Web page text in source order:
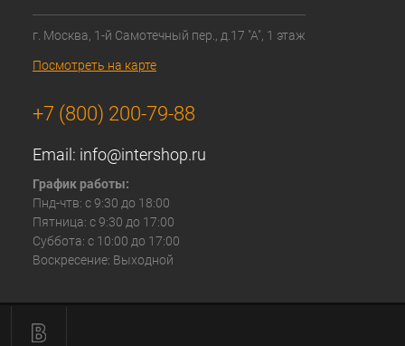
г. Москва, 1-й Самотечный пер., д.17 "А", 1 этаж
Посмотреть на карте
+7 (800) 200-79-88
Email: info@intershop.ru
График работы:
Пнд-чтв: с 9:30 до 18:00
Пятница: с 9:30 до 17:00
Суббота: с 10:00 до 17:00
Воскресение: Выходной